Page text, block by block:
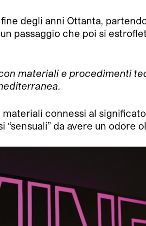
degli anni Ottanta,
passaggio che poi si
materiali e procedimenti
connessi al
da avere un odore